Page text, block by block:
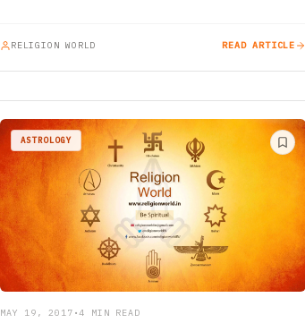
RELIGION WORLD READ ARTICLE
ASTROLOGY
MAY 19, 2017 •4 MIN READ